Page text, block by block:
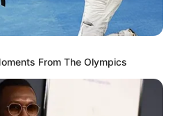
From The Olympics